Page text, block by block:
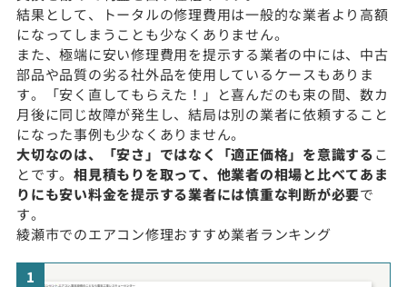
結果として、トータルの修理費用は一般的な業者より高額
になってしまうことも少なくありません。
また、極端に安い修理費用を提示する業者の中には、中古
部品や品質の劣る社外品を使用しているケースもありま
す。「安く直してもらえた！」と喜んだのも束の間、数カ
月後に同じ故障が発生し、結局は別の業者に依頼すること
になった事例も少なくありません。
大切なのは、「安さ」ではなく「適正価格」を意識するこ
とです。 相見積もりを取って、他業者の相場と比べてあま
りにも安い料金を提示する業者には慎重な判断が必要で
す。
綾瀬市でのエアコン修理おすすめ業者ランキング
1